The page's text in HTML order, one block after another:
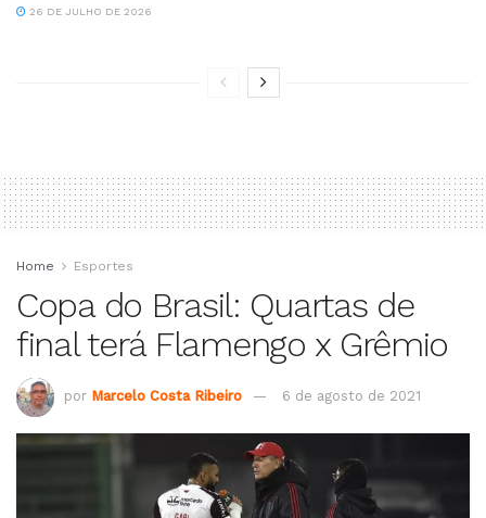
26 DE JULHO DE 2026
Home Esportes
Copa do Brasil: Quartas de
final terá Flamengo x Grêmio
por Marcelo Costa Ribeiro 6 de agosto de 2021